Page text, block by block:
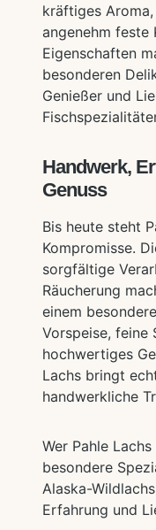
kräftiges
angenehm feste
Eigenschaften
besonderen
Genießer und
Handwerk,
Genuss
Bis heute steht
Kompromisse.
sorgfältige
Räucherung
einem
Vorspeise, feine
hochwertiges
Lachs bringt
handwerkliche
Wer Pahle
besondere
Alaska-
Erfahrung und